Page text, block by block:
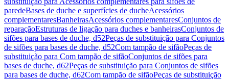
paredeBases de duche e superfícies de ducheAcessórios
complementaresBanheirasAcessórios complementaresConjuntos de
reparaçãoEstruturas de ligação para duches e banheirasConjuntos de
sifões para bases de duche, d52Peças de substituição para Conjuntos
de sifões para bases de duche, d52Com tampão de sifãoPeças de
substituição para Com tampão de sifãoConjuntos de sifões para
bases de duche, d62Peças de substituição para Conjuntos de sifões
para bases de duche, d62Com tampão de sifãoPeças de substituição